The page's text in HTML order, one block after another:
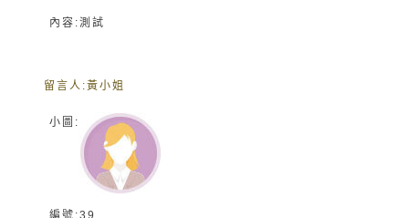
內容:測試
留言人:黃小姐
小圖:
編號:39